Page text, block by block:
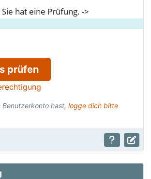
hat eine Prüfung. ->
prüfen
Benutzerkonto hast, logge dich bitte